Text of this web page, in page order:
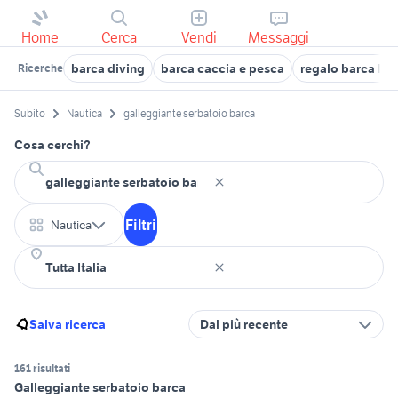
Home Cerca Vendi Messaggi
Ricerche barca diving barca caccia e pesca regalo barca
Subito Nautica galleggiante serbatoio barca
Cosa cerchi?
Nautica Filtri
Salva ricerca Dal più recente
161 risultati
Galleggiante serbatoio barca